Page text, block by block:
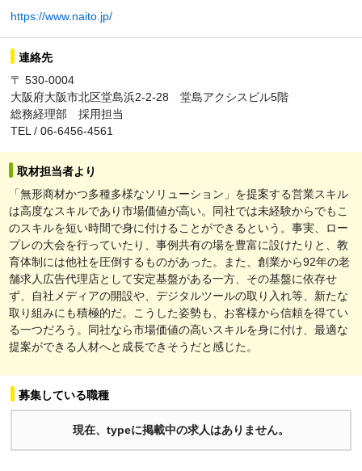
https://www.naito.jp/
連絡先
〒 530-0004
大阪府大阪市北区堂島浜2-2-28 堂島アクシスビル5階
総務経理部 採用担当
TEL / 06-6456-4561
取材担当者より
「無形商材かつ多種多様なソリューション」を提案する営業スキル
は高度なスキルであり市場価値が高い。同社では未経験からでもこ
のスキルを短い時間で身に付けることができるという。事実、ロー
プレの大会を行っていたり、事例共有の場を豊富に設けたりと、教
育体制には他社を圧倒するものがあった。また、創業から92年の老
舗求人広告代理店として安定基盤がある一方、その基盤に依存せ
ず、自社メディアの開設や、デジタルツールの取り入れ等、新たな
取り組みにも積極的だ。こうした姿勢も、お客様から信頼を得てい
る一つだろう。同社なら市場価値の高いスキルを身に付け、最適な
提案ができる人材へと成長できそうだと感じた。
募集している職種
現在、typeに掲載中の求人はありません。